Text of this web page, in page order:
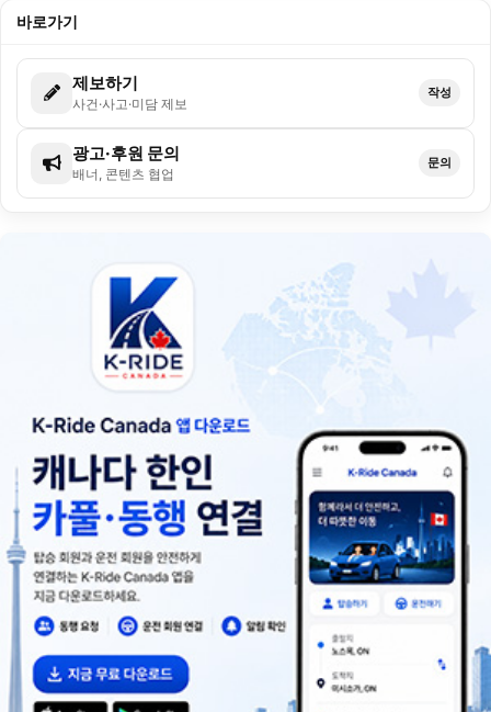
바로가기
제보하기
사건·사고·미담 제보
작성
광고·후원 문의
배너, 콘텐츠 협업
문의